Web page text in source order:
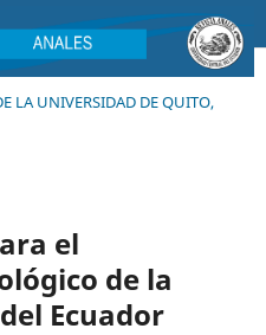
LA UNIVERSIDAD DE QUITO,
el
de la
Ecuador